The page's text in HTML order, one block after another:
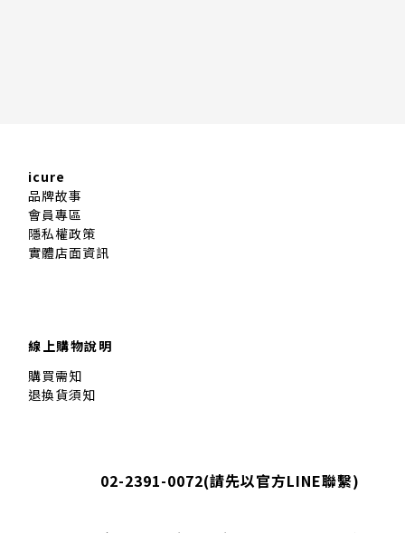
icure
品牌故事
會員專區
隱私權政策
實體店面資訊
線上購物說明
購買需知
退換貨須知
02-2391-0072(請先以官方LINE聯繫)